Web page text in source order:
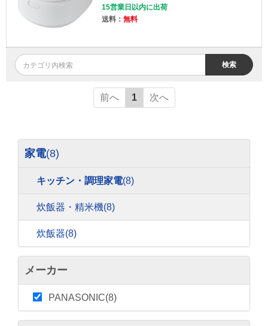
15営業日以内に出荷
送料： 無料
検索
前へ 1 次へ
家電(8)
キッチン・調理家電(8)
炊飯器・精米機(8)
炊飯器(8)
メーカー
PANASONIC(8)